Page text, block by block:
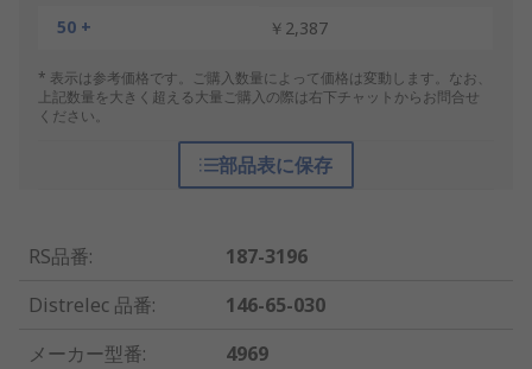
50 +
￥2,387
* 表示は参考価格です。ご購入数量によって価格は変動します。なお、
上記数量を大きく超える大量ご購入の際は右下チャットからお問合せ
ください。
部品表に保存
RS品番:
187-3196
Distrelec 品番:
146-65-030
メーカー型番:
4969